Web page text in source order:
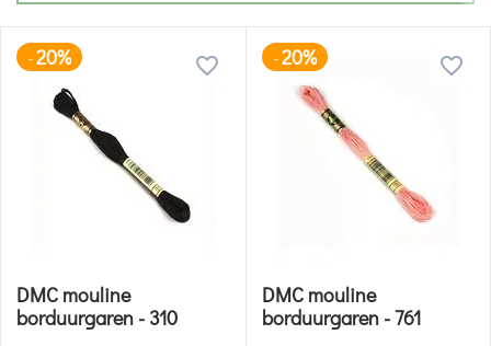
-20%
DMC mouline
borduurgaren - 310
-20%
DMC mouline
borduurgaren - 761